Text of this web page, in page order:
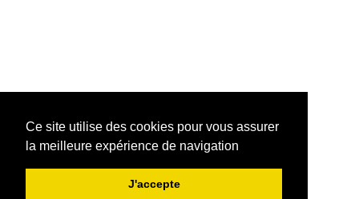
Ce site utilise des cookies pour vous assurer
la meilleure expérience de navigation
J'accepte